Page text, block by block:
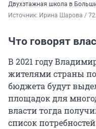
Двухэтажная школа в
Источник: Ирина Шарова /
Что говорят
В 2021 году
жителями страны
бюджета будут
площадок для
власти тогда
список